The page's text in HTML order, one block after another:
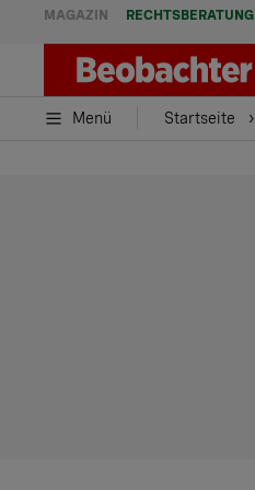
MAGAZIN RECHTSBERATUNG
Menü Startseite